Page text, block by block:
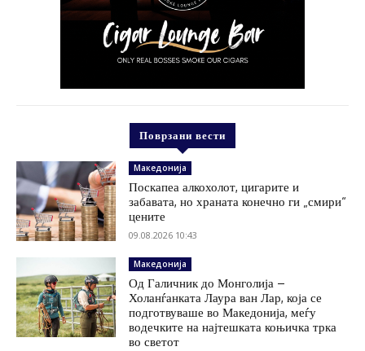
Поврзани вести
Македонија
Поскапеа алкохолот, цигарите и
забавата, но храната конечно ги „смири“
цените
09.08.2026 10:43
Македонија
Од Галичник до Монголија –
Холанѓанката Лаура ван Лар, која се
подготвуваше во Македонија, меѓу
водечките на најтешката коњичка трка
во светот